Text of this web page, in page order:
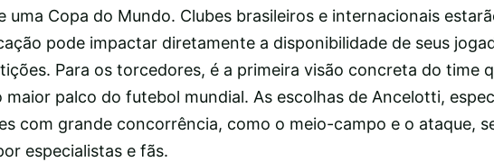
uma Copa do Mundo. Clubes brasileiros e internacionais
pode impactar diretamente a disponibilidade de seus
Para os torcedores, é a primeira visão concreta do time
maior palco do futebol mundial. As escolhas de Ancelotti,
com grande concorrência, como o meio-campo e o ataque,
especialistas e fãs.